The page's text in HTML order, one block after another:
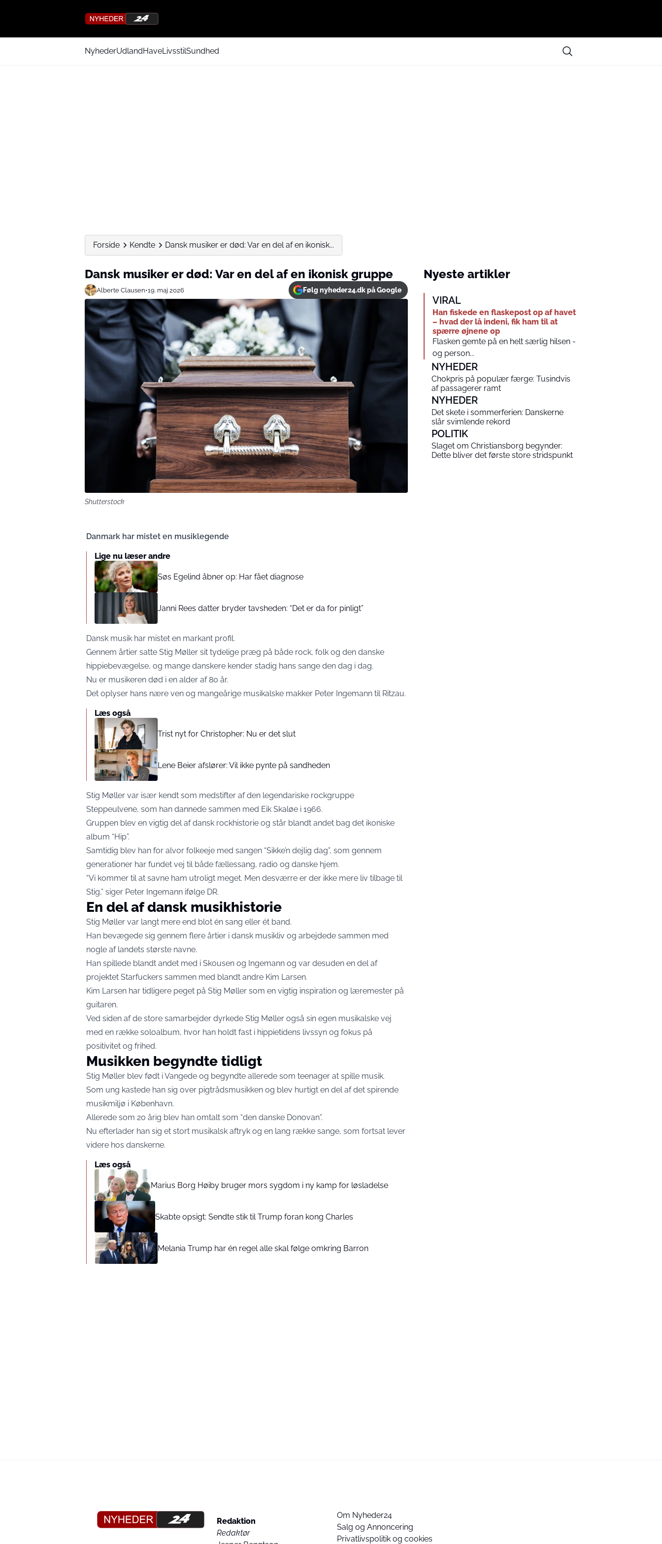
NyhederUdlandHaveLivsstilSundhed
Forside Kendte Dansk musiker er død: Var en del af en ikonisk...
Dansk musiker er død: Var en del af en ikonisk gruppe
Alberte Clausen•19. maj 2026 Følg nyheder24.dk på Google
Shutterstock
Danmark har mistet en musiklegende
Lige nu læser andre
Søs Egelind åbner op: Har fået diagnose
Janni Rees datter bryder tavsheden: “Det er da for pinligt”
Dansk musik har mistet en markant profil.
Gennem årtier satte Stig Møller sit tydelige præg på både rock, folk og den danske
hippiebevægelse, og mange danskere kender stadig hans sange den dag i dag.
Nu er musikeren død i en alder af 80 år.
Det oplyser hans nære ven og mangeårige musikalske makker Peter Ingemann til Ritzau.
Læs også
Trist nyt for Christopher: Nu er det slut
Lene Beier afslører: Vil ikke pynte på sandheden
Stig Møller var især kendt som medstifter af den legendariske rockgruppe
Steppeulvene, som han dannede sammen med Eik Skaløe i 1966.
Gruppen blev en vigtig del af dansk rockhistorie og står blandt andet bag det ikoniske
album “Hip”.
Samtidig blev han for alvor folkeeje med sangen “Sikke’n dejlig dag”, som gennem
generationer har fundet vej til både fællessang, radio og danske hjem.
“Vi kommer til at savne ham utroligt meget. Men desværre er der ikke mere liv tilbage til
Stig,” siger Peter Ingemann ifølge DR.
En del af dansk musikhistorie
Stig Møller var langt mere end blot én sang eller ét band.
Han bevægede sig gennem flere årtier i dansk musikliv og arbejdede sammen med
nogle af landets største navne.
Han spillede blandt andet med i Skousen og Ingemann og var desuden en del af
projektet Starfuckers sammen med blandt andre Kim Larsen.
Kim Larsen har tidligere peget på Stig Møller som en vigtig inspiration og læremester på
guitaren.
Ved siden af de store samarbejder dyrkede Stig Møller også sin egen musikalske vej
med en række soloalbum, hvor han holdt fast i hippietidens livssyn og fokus på
positivitet og frihed.
Musikken begyndte tidligt
Stig Møller blev født i Vangede og begyndte allerede som teenager at spille musik.
Som ung kastede han sig over pigtrådsmusikken og blev hurtigt en del af det spirende
musikmiljø i København.
Allerede som 20 årig blev han omtalt som “den danske Donovan”.
Nu efterlader han sig et stort musikalsk aftryk og en lang række sange, som fortsat lever
videre hos danskerne.
Læs også
Marius Borg Høiby bruger mors sygdom i ny kamp for løsladelse
Skabte opsigt: Sendte stik til Trump foran kong Charles
Melania Trump har én regel alle skal følge omkring Barron
Nyeste artikler
VIRAL
Han fiskede en flaskepost op af havet
– hvad der lå indeni, fik ham til at
spærre øjnene op
Flasken gemte på en helt særlig hilsen -
og person...
NYHEDER
Chokpris på populær færge: Tusindvis
af passagerer ramt
NYHEDER
Det skete i sommerferien: Danskerne
slår svimlende rekord
POLITIK
Slaget om Christiansborg begynder:
Dette bliver det første store stridspunkt
Redaktion
Redaktør
Om Nyheder24
Salg og Annoncering
Privatlivspolitik og cookies